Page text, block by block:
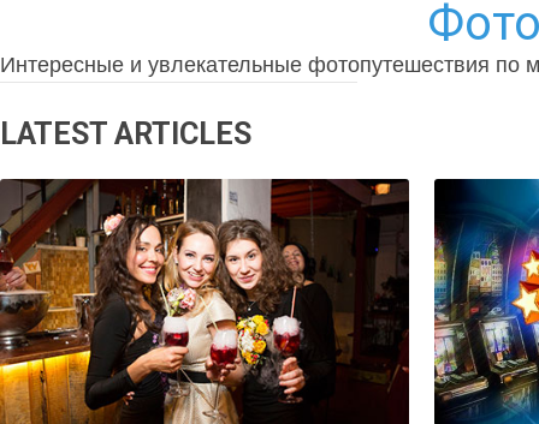
Интересные и увлекательные фотопутешествия по
LATEST ARTICLES